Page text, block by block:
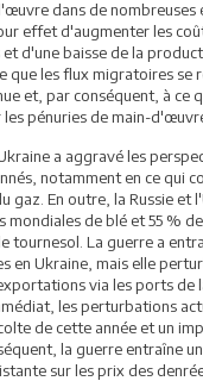
dans de nombreuses
effet d'augmenter les
et d'une baisse de la
que les flux migratoires se
et, par conséquent, à ce
les pénuries de main-
a aggravé les
notamment en ce qui
gaz. En outre, la Russie et
mondiales de blé et 55 %
tournesol. La guerre a
en Ukraine, mais elle
via les ports de
les perturbations
de cette année et un
la guerre entraîne
sur les prix des